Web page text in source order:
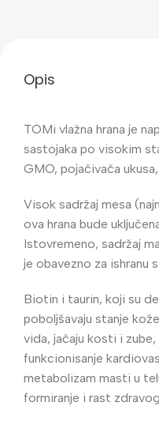
Opis
TOMi vlažna hrana je
sastojaka po visokim
GMO, pojačivača
Visok sadržaj mesa
ova hrana bude
Istovremeno, sadržaj
je obavezno za ishranu
Biotin i taurin, koji su
poboljšavaju stanje
vida, jačaju kosti i
funkcionisanje
metabolizam masti u
formiranje i rast